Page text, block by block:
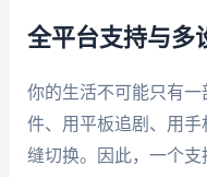
全平台支持与多
你的生活不可能只有
件、用平板追剧、用
缝切换。因此，一个支